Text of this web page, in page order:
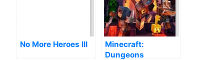
No More Heroes III
Minecraft:
Dungeons